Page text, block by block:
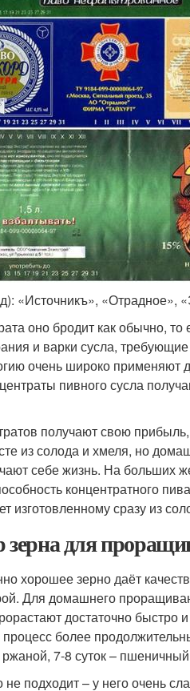
«Источникъ», «Отрадное»,
оно бродит как обычно, то
и варки сусла,
очень широко
пивного сусла
получают свою
из солода и хмеля, но
себе жизнь. На больших
концентратного
изготовленному сразу из
для
хорошее зерно даёт
Для домашнего
достаточно быстро
более
ржаной, 7-8 суток –
подходит – у него очень